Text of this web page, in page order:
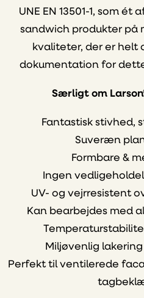
UNE EN 13501-1, som
sandwich produkter på
kvaliteter, der er helt
dokumentation for
Særligt om
Fantastisk stivhed,
Suveræn
Formbare &
Ingen
UV- og vejrresistent
Kan bearbejdes med
Miljøvenlig
Perfekt til ventilerede